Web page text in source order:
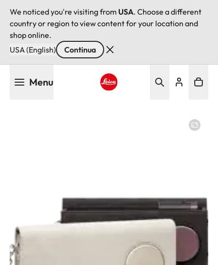
We noticed you're visiting from USA. Choose a different
country or region to view content for your location and
shop online.
USA (English)
Continua
Menu